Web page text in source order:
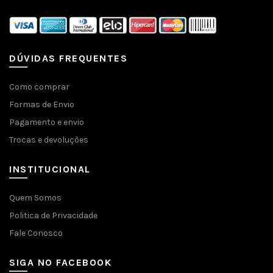
DÚVIDAS FREQUENTES
Como comprar
Formas de Envio
Pagamento e envio
Trocas e devoluções
INSTITUCIONAL
Quem Somos
Politica de Privacidade
Fale Conosco
SIGA NO FACEBOOK